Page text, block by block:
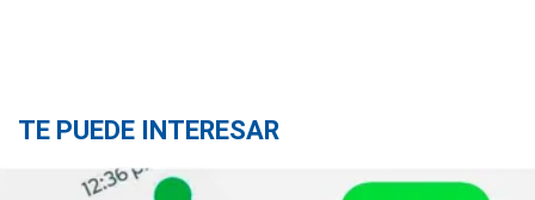
TE PUEDE INTERESAR